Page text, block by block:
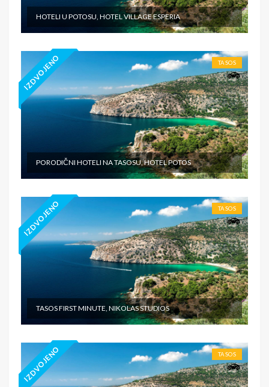
HOTELI U POTOSU, HOTEL VILLAGE ESPERIA
IZDVOJENO TASOS
PORODIČNI HOTELI NA TASOSU, HOTEL POTOS
IZDVOJENO TASOS
TASOS FIRST MINUTE, NIKOLAS STUDIOS
IZDVOJENO TASOS